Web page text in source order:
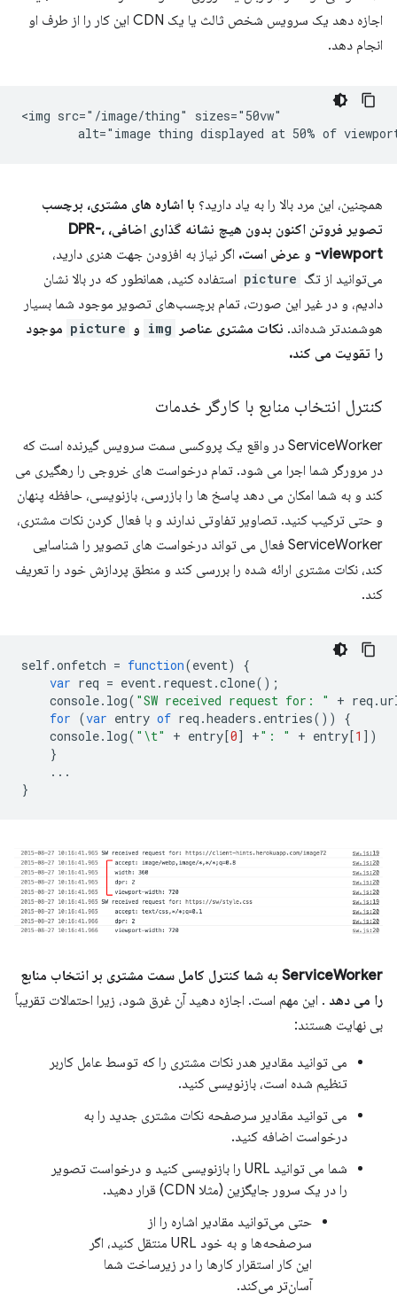
اجازه دهد یک سرویس شخص ثالث یا یک CDN این کار را از طرف او
انجام دهد.
<img src="/image/thing" sizes="50vw"
همچنین، این مرد بالا را به یاد دارید؟ با اشاره های مشتری، برچسب
تصویر فروتن اکنون بدون هیچ نشانه گذاری اضافی، DPR-،
viewport- و عرض است.
اگر نیاز به افزودن جهت هنری دارید،
می‌توانید از تگ picture استفاده کنید، همانطور که در بالا نشان
دادیم، و در غیر این صورت، تمام برچسب‌های تصویر موجود شما بسیار
هوشمندتر شده‌اند. نکات مشتری عناصر img و picture موجود
را تقویت می کند.
کنترل انتخاب منابع با کارگر خدمات
ServiceWorker در واقع یک پروکسی سمت سرویس گیرنده است که
در مرورگر شما اجرا می شود. تمام درخواست های خروجی را رهگیری می
کند و به شما امکان می دهد پاسخ ها را بازرسی، بازنویسی، حافظه پنهان
و حتی ترکیب کنید. تصاویر تفاوتی ندارند و با فعال کردن نکات مشتری،
ServiceWorker فعال می تواند درخواست های تصویر را شناسایی
کند، نکات مشتری ارائه شده را بررسی کند و منطق پردازش خود را تعریف
کند.
self.onfetch = function(event)
{
var req = event. request.clone();
console. log( "SW received request for: " + req .
for (var entry of req .headers . entries())
{
console. log( "\t" + entry [0] +": " + entry [1 ])
}
...
}
ServiceWorker به شما کنترل کامل سمت مشتری بر انتخاب منابع
را می دهد . این مهم است. اجازه دهید آن غرق شود، زیرا احتمالات تقریباً
بی نهایت هستند:
می توانید مقادیر هدر نکات مشتری را که توسط عامل کاربر
تنظیم شده است، بازنویسی کنید.
می توانید مقادیر سرصفحه نکات مشتری جدید را به
درخواست اضافه کنید.
شما می توانید URL را بازنویسی کنید و درخواست تصویر
را در یک سرور جایگزین (مثلا CDN) قرار دهید.
حتی می‌توانید مقادیر اشاره را از
سرصفحه‌ها و به خود URL منتقل کنید، اگر
این کار استقرار کارها را در زیرساخت شما
آسان‌تر می‌کند.